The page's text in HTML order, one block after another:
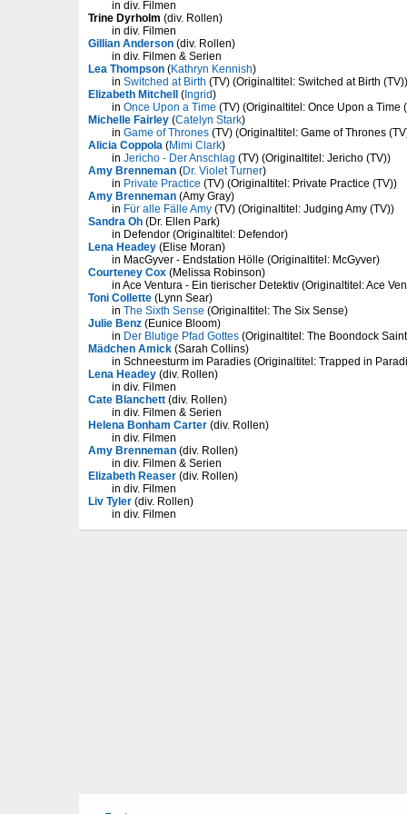
in div. Filmen
Trine Dyrholm (div. Rollen)
in div. Filmen
Gillian Anderson (div. Rollen)
in div. Filmen & Serien
Lea Thompson (Kathryn Kennish)
in Switched at Birth (TV) (Originaltitel: Switched at Birth (TV))
Elizabeth Mitchell (Ingrid)
in Once Upon a Time (TV) (Originaltitel: Once Upon a Time
Michelle Fairley (Catelyn Stark)
in Game of Thrones (TV) (Originaltitel: Game of Thrones
Alicia Coppola (Mimi Clark)
in Jericho - Der Anschlag (TV) (Originaltitel: Jericho (TV))
Amy Brenneman (Dr. Violet Turner)
in Private Practice (TV) (Originaltitel: Private Practice (TV))
Amy Brenneman (Amy Gray)
in Für alle Fälle Amy (TV) (Originaltitel: Judging Amy (TV))
Sandra Oh (Dr. Ellen Park)
in Defendor (Originaltitel: Defendor)
Lena Headey (Elise Moran)
in MacGyver - Endstation Hölle (Originaltitel: McGyver)
Courteney Cox (Melissa Robinson)
in Ace Ventura - Ein tierischer Detektiv (Originaltitel: Ace
Toni Collette (Lynn Sear)
in The Sixth Sense (Originaltitel: The Six Sense)
Julie Benz (Eunice Bloom)
in Der Blutige Pfad Gottes (Originaltitel: The Boondock
Mädchen Amick (Sarah Collins)
in Schneesturm im Paradies (Originaltitel: Trapped in
Lena Headey (div. Rollen)
in div. Filmen
Cate Blanchett (div. Rollen)
in div. Filmen & Serien
Helena Bonham Carter (div. Rollen)
in div. Filmen
Amy Brenneman (div. Rollen)
in div. Filmen & Serien
Elizabeth Reaser (div. Rollen)
in div. Filmen
Liv Tyler (div. Rollen)
in div. Filmen